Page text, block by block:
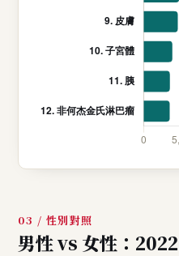
03 / 性別對照
男性 vs 女性：